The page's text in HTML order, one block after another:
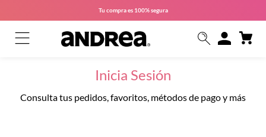
Tu compra es 100% segura
Inicia Sesión
Consulta tus pedidos, favoritos, métodos de pago y más